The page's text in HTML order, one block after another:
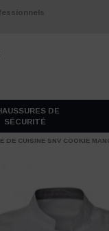
DE
SÉCURITÉ
DE CUISINE SNV COOKIE